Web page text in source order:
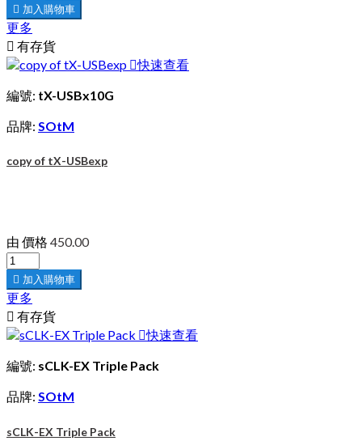
 加入購物車
更多
 有存貨
快速查看
編號: tX-USBx10G
品牌: SOtM
copy of tX-USBexp
由 價格 450.00
 加入購物車
更多
 有存貨
快速查看
編號: sCLK-EX Triple Pack
品牌: SOtM
sCLK-EX Triple Pack